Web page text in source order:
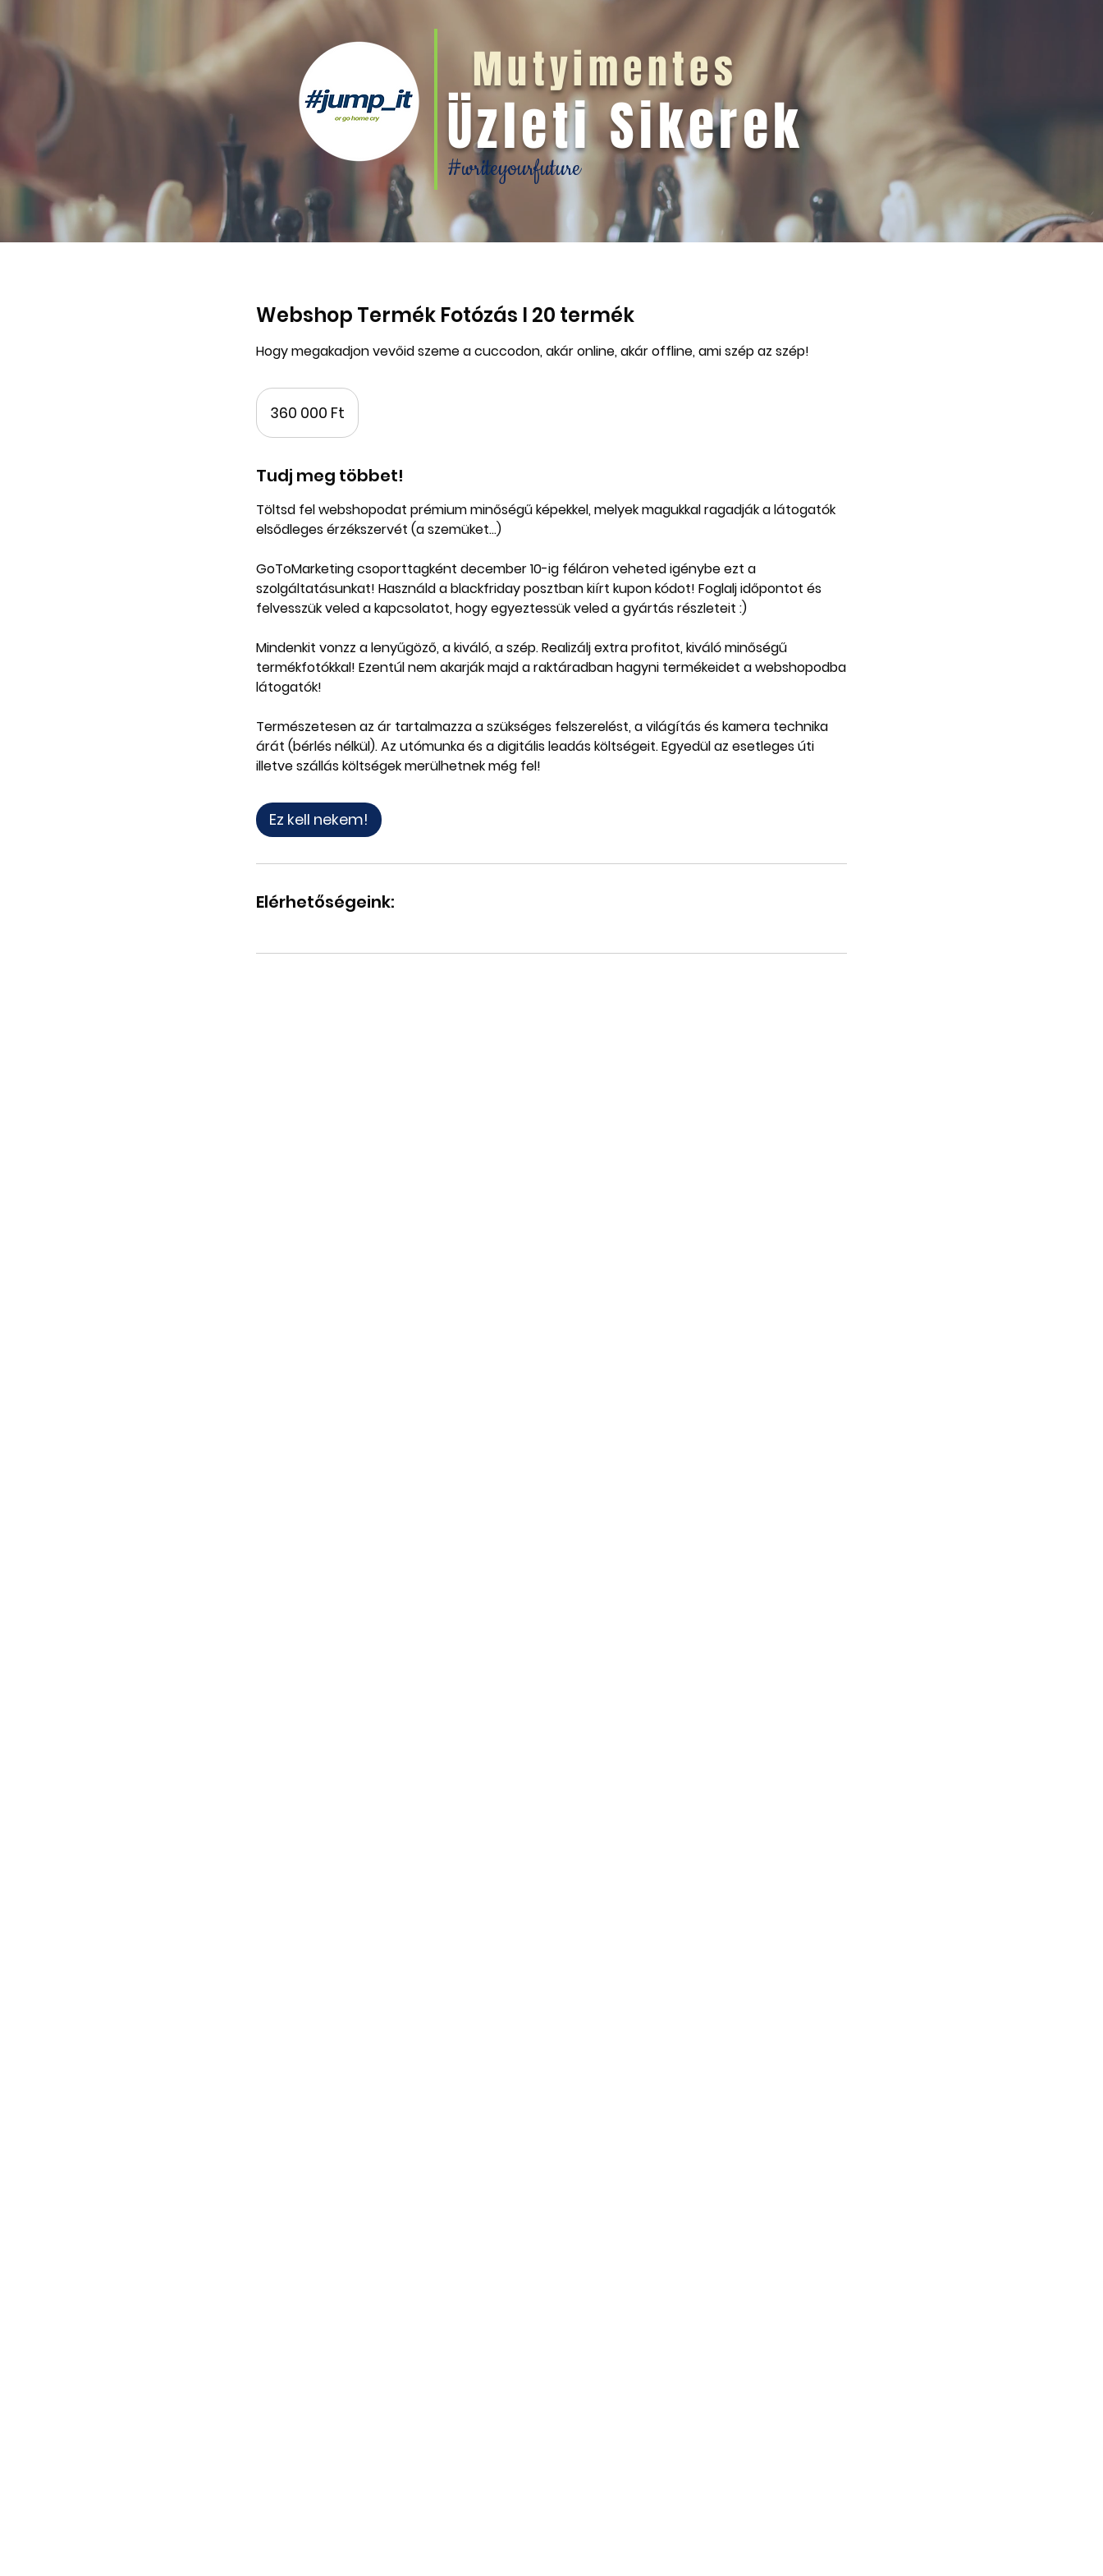
Mutyimentes
Üzleti Sikerek
#writeyourfuture
Webshop Termék Fotózás I 20 termék
Hogy megakadjon vevőid szeme a cuccodon, akár online, akár offline, ami szép az szép!
360 000
magyar
forint360 000 Ft
Tudj meg többet!
Töltsd fel webshopodat prémium minőségű képekkel, melyek magukkal ragadják a látogatók
elsődleges érzékszervét (a szemüket...)
GoToMarketing csoporttagként december 10-ig féláron veheted igénybe ezt a
szolgáltatásunkat! Használd a blackfriday posztban kiírt kupon kódot! Foglalj időpontot és
felvesszük veled a kapcsolatot, hogy egyeztessük veled a gyártás részleteit :)
Mindenkit vonzz a lenyűgöző, a kiváló, a szép. Realizálj extra profitot, kiváló minőségű
termékfotókkal! Ezentúl nem akarják majd a raktáradban hagyni termékeidet a webshopodba
látogatók!
Természetesen az ár tartalmazza a szükséges felszerelést, a világítás és kamera technika
árát (bérlés nélkül). Az utómunka és a digitális leadás költségeit. Egyedül az esetleges úti
illetve szállás költségek merülhetnek még fel!
Ez kell nekem!
Elérhetőségeink: